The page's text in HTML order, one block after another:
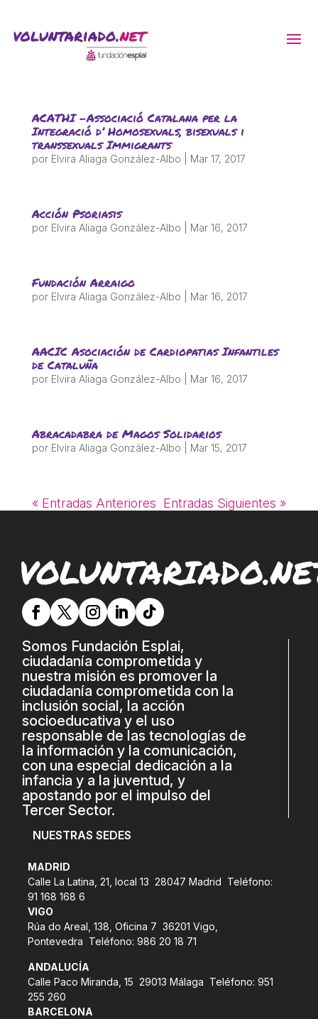
ACATHI -Associació Catalana per la
Integració d’ Homosexuals, bisexuals i
transsexuals Immigrants
por Elvira Aliaga González-Albo Mar 17, 2017
Acción Psoriasis
por Elvira Aliaga González-Albo Mar 16, 2017
Fundación Arraigo
por Elvira Aliaga González-Albo Mar 16, 2017
AACIC Asociación de Cardiopatias Infantiles
de Cataluña
por Elvira Aliaga González-Albo Mar 16, 2017
Abracadabra de Magos Solidarios
por Elvira Aliaga González-Albo Mar 15, 2017
« Entradas Anteriores Entradas Siguientes »
Somos Fundación Esplai,
ciudadanía comprometida y
nuestra misión es promover la
ciudadanía comprometida con la
inclusión social, la acción
socioeducativa y el uso
responsable de las tecnologías de
la información y la comunicación,
con una especial dedicación a la
infancia y a la juventud, y
apostando por el impulso del
Tercer Sector.
NUESTRAS SEDES
MADRID
Calle La Latina, 21, local 13 28047 Madrid Teléfono:
91 168 168 6
VIGO
Rúa do Areal, 138, Oficina 7 36201 Vigo,
Pontevedra Teléfono: 986 20 18 71
ANDALUCÍA
Calle Paco Miranda, 15 29013 Málaga Teléfono: 951
255 260
BARCELONA
MÓN ESCOLAR
FORMACIÓ
CASES DE COLÒNIES
ESPLAIS
SUPORT TERCER SECTOR
La Fundació
L'equip
Missió i valors
Els comptes clars
Memòria d'activitats
Proposta educativa
ACTUALITAT
Notícies
Diari de la Fundació
Fundesplai als mitjans
Xarxes socials
COL·LABORA
Fes voluntariat